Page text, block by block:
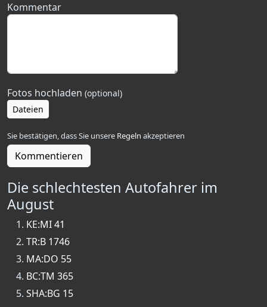
Kommentar
Fotos hochladen (optional)
Dateien
Sie bestätigen, dass Sie unsere Regeln akzeptieren
Kommentieren
Die schlechtesten Autofahrer im
August
KE:MI 41
TR:B 1746
MA:DO 55
BC:TM 365
SHA:BG 15